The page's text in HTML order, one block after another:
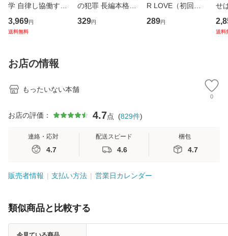
学 自律し協働する
専門職の看護マネ
ジメントスキル 改
恵 藤本幸三 / 南江
堂 [単行
3,969円
送料無料
の犯罪 長編本格推
理小説 (光文社文
庫) / 島田荘司 / 光
329円
R LOVE（初回生
産限定盤） / 清水
翔太×加藤ミリヤ /
289円
せ
タ
送料
お店の情報
もったいない本舗
0
お店の評価： 4.7点 (829件)
連絡・応対
4.7
配送スピード
4.6
梱包
4.7
販売者情報 支払い方法 営業日カレンダー
類似商品と比較する